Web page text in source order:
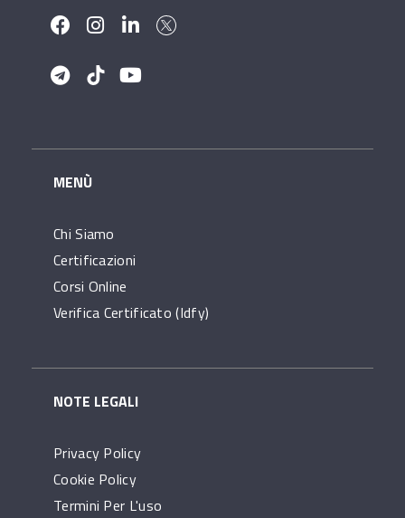
MENÙ
Chi Siamo
Certificazioni
Corsi Online
Verifica Certificato (idfy)
NOTE LEGALI
Privacy Policy
Cookie Policy
Termini Per L'uso